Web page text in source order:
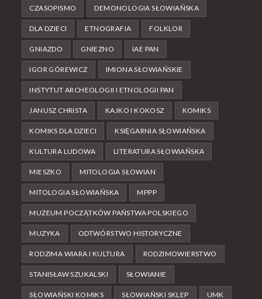
CZASOPISMO DEMONOLOGIA SŁOWIAŃSKA
DLA DZIECI ETNOGRAFIA FOLKLOR
GNIAZDO GNIEZNO IAE PAN
IGOR GÓREWICZ IMIONA SŁOWIAŃSKIE
INSTYTUT ARCHEOLOGII I ETNOLOGII PAN
JANUSZ CHRISTA KAJKO I KOKOSZ KOMIKS
KOMIKS DLA DZIECI KSIĘGARNIA SŁOWIAŃSKA
KULTURA LUDOWA LITERATURA SŁOWIAŃSKA
MIESZKO MITOLOGIA SŁOWIAN
MITOLOGIA SŁOWIAŃSKA MPPP
MUZEUM POCZĄTKÓW PAŃSTWA POLSKIEGO
MUZYKA ODTWÓRSTWO HISTORYCZNE
RODZIMA WIARA I KULTURA RODZIMOWIERSTWO
STANISŁAW SZUKALSKI SŁOWIANIE
SŁOWIAŃSKI KOMIKS SŁOWIAŃSKI SKLEP UMK